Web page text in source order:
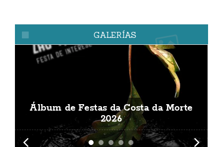
GALERÍAS
Álbum de Festas da Costa da Morte
2026